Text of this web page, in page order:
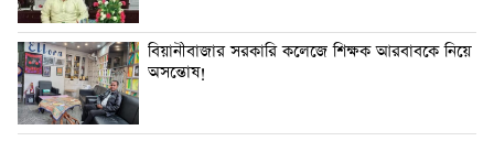
বিয়ানীবাজার সরকারি কলেজে শিক্ষক আরবাবকে নিয়ে
অসন্তোষ!